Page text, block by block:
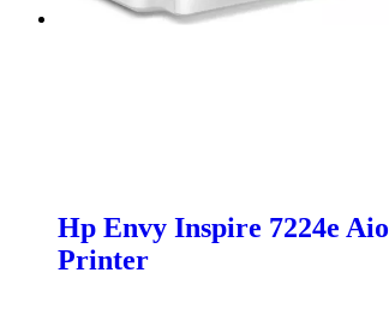
Hp Envy Inspire 7224e Aio
Printer